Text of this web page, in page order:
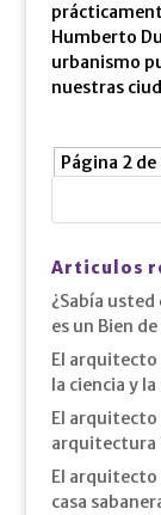
Humberto
urbanismo
nuestras
Página 2 de
Articulos
¿Sabía
es un Bien
El arquitecto
la ciencia y
El
arquitectura
El arquitecto
casa